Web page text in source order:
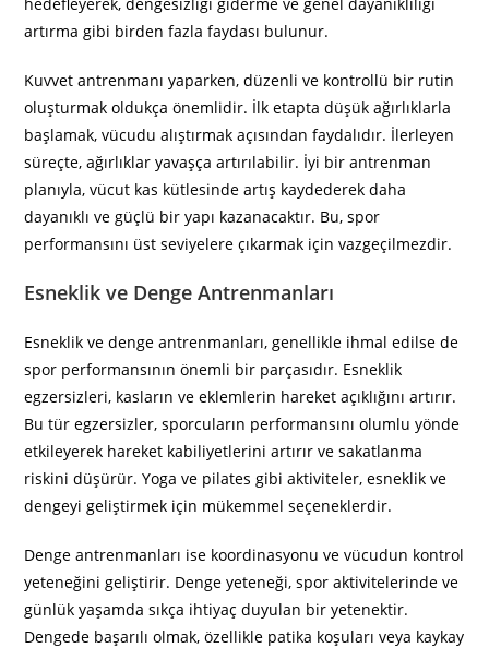
artırma gibi birden fazla faydası bulunur.
Kuvvet antrenmanı yaparken, düzenli ve kontrollü bir rutin
oluşturmak oldukça önemlidir. İlk etapta düşük ağırlıklarla
başlamak, vücudu alıştırmak açısından faydalıdır. İlerleyen
süreçte, ağırlıklar yavaşça artırılabilir. İyi bir antrenman
planıyla, vücut kas kütlesinde artış kaydederek daha
dayanıklı ve güçlü bir yapı kazanacaktır. Bu, spor
performansını üst seviyelere çıkarmak için vazgeçilmezdir.
Esneklik ve Denge Antrenmanları
Esneklik ve denge antrenmanları, genellikle ihmal edilse de
spor performansının önemli bir parçasıdır. Esneklik
egzersizleri, kasların ve eklemlerin hareket açıklığını artırır.
Bu tür egzersizler, sporcuların performansını olumlu yönde
etkileyerek hareket kabiliyetlerini artırır ve sakatlanma
riskini düşürür. Yoga ve pilates gibi aktiviteler, esneklik ve
dengeyi geliştirmek için mükemmel seçeneklerdir.
Denge antrenmanları ise koordinasyonu ve vücudun kontrol
yeteneğini geliştirir. Denge yeteneği, spor aktivitelerinde ve
günlük yaşamda sıkça ihtiyaç duyulan bir yetenektir.
Dengede başarılı olmak, özellikle patika koşuları veya kaykay